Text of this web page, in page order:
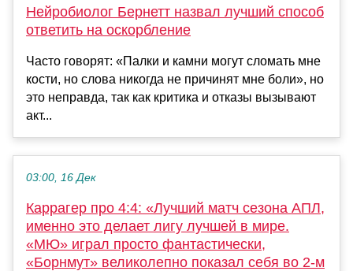
Нейробиолог Бернетт назвал лучший способ
ответить на оскорбление
Часто говорят: «Палки и камни могут сломать мне
кости, но слова никогда не причинят мне боли», но
это неправда, так как критика и отказы вызывают
акт...
03:00, 16 Дек
Каррагер про 4:4: «Лучший матч сезона АПЛ,
именно это делает лигу лучшей в мире.
«МЮ» играл просто фантастически,
«Борнмут» великолепно показал себя во 2-м